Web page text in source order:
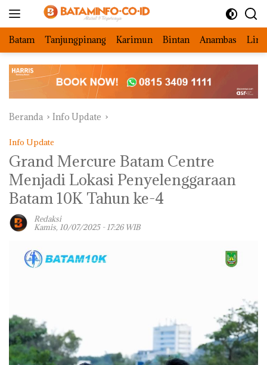
Batam Tanjungpinang Karimun Bintan Anambas
Beranda Info Update
Info Update
Grand Mercure Batam Centre
Menjadi Lokasi Penyelenggaraan
Batam 10K Tahun ke-4
Redaksi
Kamis, 10/07/2025 - 17:26 WIB